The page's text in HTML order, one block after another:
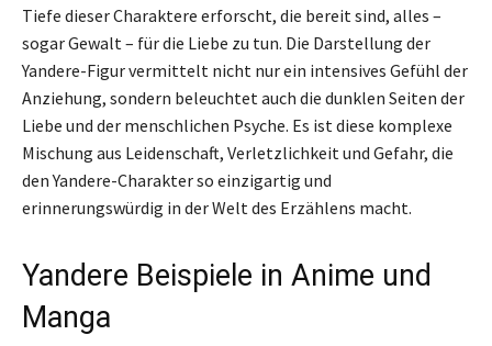
Tiefe dieser Charaktere erforscht, die bereit sind, alles –
sogar Gewalt – für die Liebe zu tun. Die Darstellung der
Yandere-Figur vermittelt nicht nur ein intensives Gefühl der
Anziehung, sondern beleuchtet auch die dunklen Seiten der
Liebe und der menschlichen Psyche. Es ist diese komplexe
Mischung aus Leidenschaft, Verletzlichkeit und Gefahr, die
den Yandere-Charakter so einzigartig und
erinnerungswürdig in der Welt des Erzählens macht.
Yandere Beispiele in Anime und
Manga